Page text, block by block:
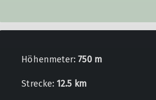
Höhenmeter:750 m
Strecke:12.5 km